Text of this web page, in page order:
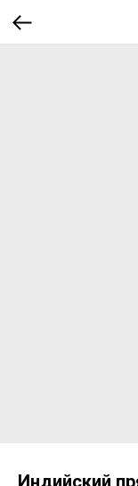
Индийский